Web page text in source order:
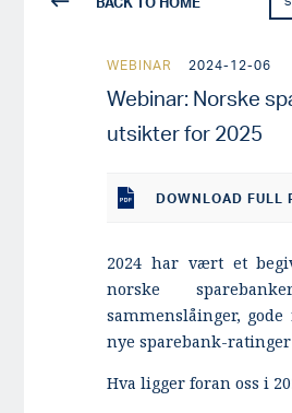
WEBINAR 2024-12-06
Webinar: Norske
utsikter for 2025
DOWNLOAD FULL
2024 har vært et
norske
sammenslåinger,
nye sparebank-ratinger
Hva ligger foran oss i